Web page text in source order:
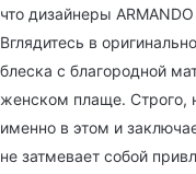
что дизайнеры
Вглядитесь в
блеска с благородной
женском плаще. Строго,
именно в этом и
не затмевает собой